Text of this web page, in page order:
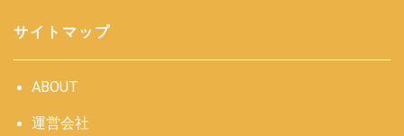
サイトマップ
ABOUT
運営会社